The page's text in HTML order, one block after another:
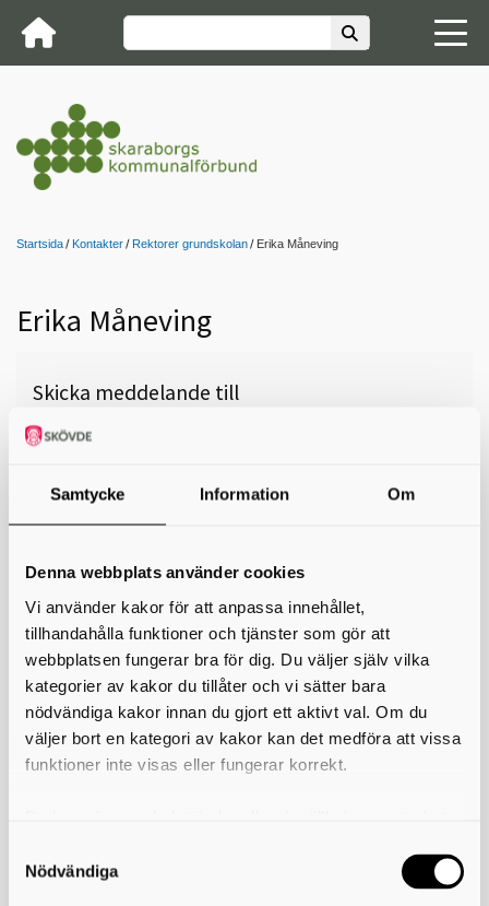
Samtycke Information Om
Denna webbplats använder cookies
Vi använder kakor för att anpassa innehållet,
tillhandahålla funktioner och tjänster som gör att
webbplatsen fungerar bra för dig. Du väljer själv vilka
kategorier av kakor du tillåter och vi sätter bara
nödvändiga kakor innan du gjort ett aktivt val. Om du
väljer bort en kategori av kakor kan det medföra att vissa
funktioner inte visas eller fungerar korrekt.
användning av kakor som du hittar längst ner på sidan
Nödvändiga
Startsida Kontakter Rektorer grundskolan Erika Måneving
Erika Måneving
Skicka meddelande till
Erika Måneving, Skara,
Källeskolan Åk F-3, 0511-326 21,
Din e-postadress
*Ämne
*Meddelande